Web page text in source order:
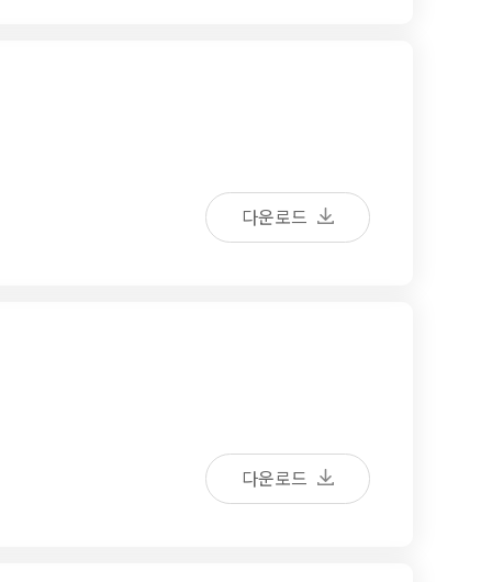
다운로드
다운로드